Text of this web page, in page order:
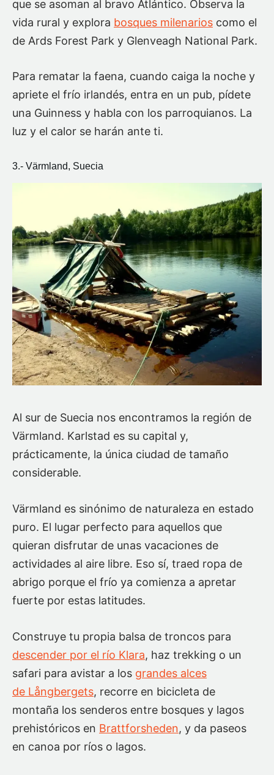
que se asoman al bravo Atlántico. Observa la
vida rural y explora bosques milenarios como el
de Ards Forest Park y Glenveagh National Park.
Para rematar la faena, cuando caiga la noche y
apriete el frío irlandés, entra en un pub, pídete
una Guinness y habla con los parroquianos. La
luz y el calor se harán ante ti.
3.- Värmland, Suecia
Al sur de Suecia nos encontramos la región de
Värmland. Karlstad es su capital y,
prácticamente, la única ciudad de tamaño
considerable.
Värmland es sinónimo de naturaleza en estado
puro. El lugar perfecto para aquellos que
quieran disfrutar de unas vacaciones de
actividades al aire libre. Eso sí, traed ropa de
abrigo porque el frío ya comienza a apretar
fuerte por estas latitudes.
Construye tu propia balsa de troncos para
descender por el río Klara, haz trekking o un
safari para avistar a los grandes alces
de Långbergets, recorre en bicicleta de
montaña los senderos entre bosques y lagos
prehistóricos en Brattforsheden, y da paseos
en canoa por ríos o lagos.